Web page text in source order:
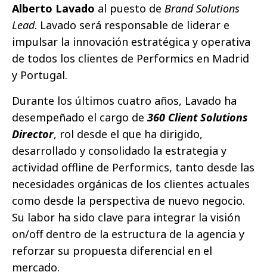
Alberto Lavado al puesto de Brand Solutions
Lead. Lavado será responsable de liderar e
impulsar la innovación estratégica y operativa
de todos los clientes de Performics en Madrid
y Portugal.
Durante los últimos cuatro años, Lavado ha
desempeñado el cargo de 360 Client Solutions
Director, rol desde el que ha dirigido,
desarrollado y consolidado la estrategia y
actividad offline de Performics, tanto desde las
necesidades orgánicas de los clientes actuales
como desde la perspectiva de nuevo negocio.
Su labor ha sido clave para integrar la visión
on/off dentro de la estructura de la agencia y
reforzar su propuesta diferencial en el
mercado.